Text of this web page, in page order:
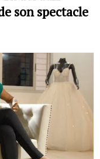
son spectacle